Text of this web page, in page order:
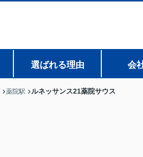
選ばれる理由 会
薬院駅 ルネッサンス21薬院サウス